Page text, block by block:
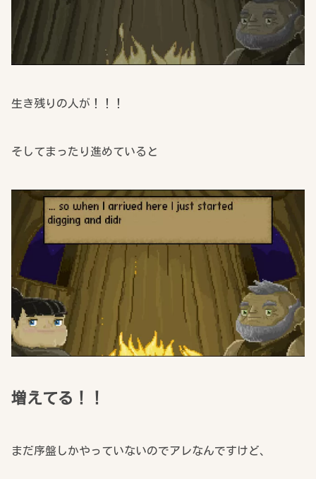
生き残りの人が！！！
そしてまったり進めていると
増えてる！！
まだ序盤しかやっていないのでアレなんですけど、